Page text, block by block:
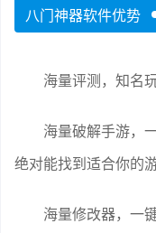
八门神器软件优势
海量评测，知名
海量破解手游，
绝对能找到适合你的
海量修改器，一